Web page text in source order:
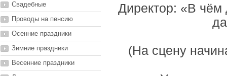
Свадебные
Проводы на пенсию
Осенние праздники
Зимние праздники
Весенние праздники
Директор: «В чём
(На сцену